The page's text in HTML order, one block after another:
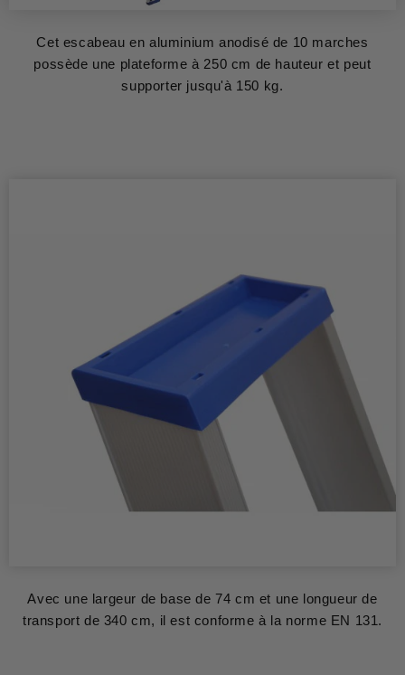
Cet escabeau en aluminium anodisé de 10 marches
possède une plateforme à 250 cm de hauteur et peut
supporter jusqu'à 150 kg.
Avec une largeur de base de 74 cm et une longueur de
transport de 340 cm, il est conforme à la norme EN 131.